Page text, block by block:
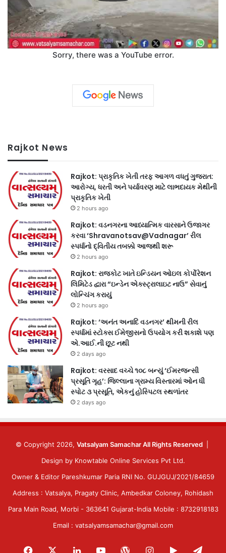
Sorry, there was a YouTube error.
Rajkot News
Rajkot: પ્રાકૃતિક ખેતી તરફ આગળ વધતું ગુજરાત:
આરોગ્ય, ધરતી અને પર્યાવરણ માટે લાભદાયક મેથીની
પ્રાકૃતિક ખેતી
2 hours ago
Rajkot: વડનગરના આધ્યાત્મિક વારસાને ઉજાગર
કરવા ‘Shravanotsav@Vadnagar’ રીલ
સ્પર્ધાનો દ્વિતીય તબક્કો આજથી શરૂ
2 hours ago
Rajkot: રાજકોટ ખાતે ઇન્ડિયન ઓઇલ કોર્પોરેશન
લિમિટેડ દ્વારા “ઇન્ડેન એક્સ્ટ્રાલાઇટ નાઉ” સેવાનું
લોન્ચિંગ કરાયું
2 hours ago
Rajkot: ‘અનંત અનાદિ વડનગર’ થીમની રીલ
સ્પર્ધામાં સ્ટોક્સ ઈમેજીસનો ઉપયોગ કરી શકાશે પણ
એ.આઈ.ની છૂટ નથી
2 days ago
Rajkot: વરસાદ વચ્ચે ૧૦૮ બન્યું ‘ઈમરજન્સી
પ્રસૂતિ ગૃહ’: જિલ્લાના ગ્રામ્ય વિસ્તારમાં ઓન ધી
સ્પોટ ૩ પ્રસૂતિ, એકનું હોસ્પિટલ સ્થળાંતર
2 days ago
© Copyright 2026, Vatsalyam Samachar All Rights Reserved
Design by Knowtable Online Services Pvt Ltd.
Owner & Editor Pareshkumar Paria RNI No. GUJGUJ/2021/84659
Address : Vatsalya, Pragaty Clinic, Ambedkar Coloney, Rohidash
Para Main Road, Morbi - 363641 Gujarat-India Mobile : 8732918183
Email : vatsalyamsamachar@gmail.com
Facebook LinkedInYouTubeWordPressInstagram
Google